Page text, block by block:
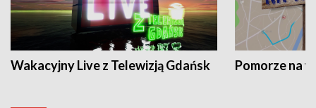
Wakacyjny Live z Telewizją Gdańsk Pomorze na